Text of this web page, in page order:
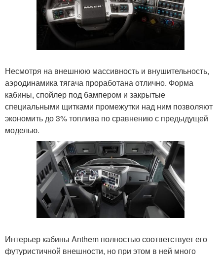
Несмотря на внешнюю массивность и внушительность,
аэродинамика тягача проработана отлично. Форма
кабины, спойлер под бампером и закрытые
специальными щитками промежутки над ним позволяют
экономить до 3% топлива по сравнению с предыдущей
моделью.
Интерьер кабины Anthem полностью соответствует его
футуристичной внешности, но при этом в ней много